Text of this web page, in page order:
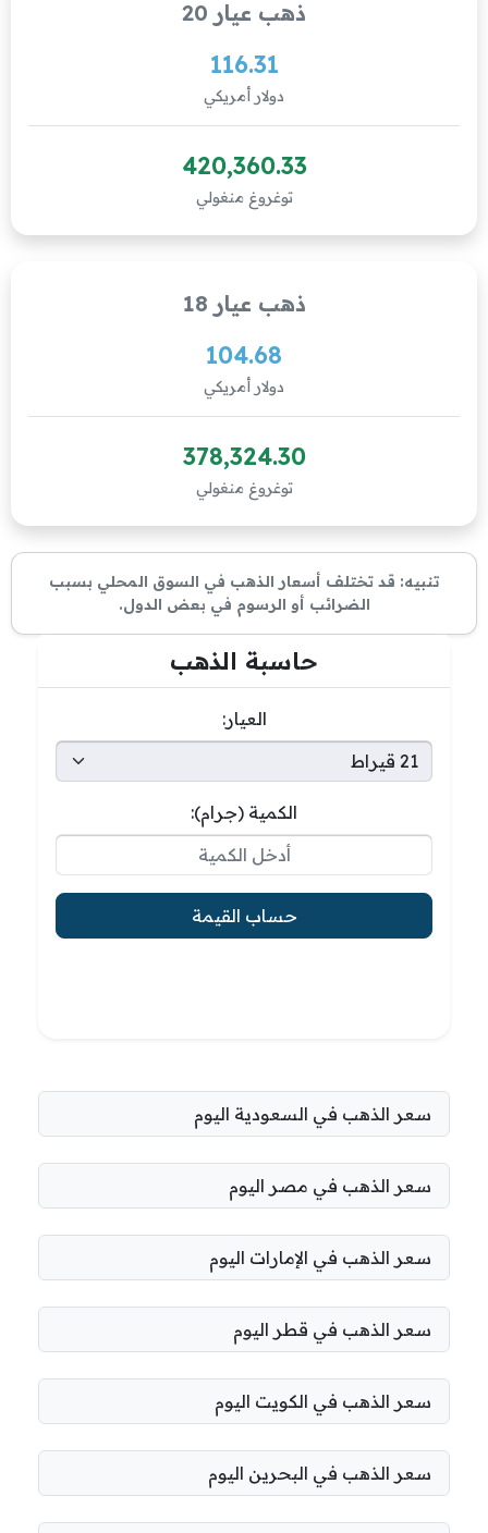
ذهب عيار 20
116.31
دولار أمريكي
420,360.33
توغروغ منغولي
ذهب عيار 18
104.68
دولار أمريكي
378,324.30
توغروغ منغولي
تنبيه: قد تختلف أسعار الذهب في السوق المحلي بسبب
الضرائب أو الرسوم في بعض الدول.
حاسبة الذهب
العيار:
الكمية (جرام):
حساب القيمة
سعر الذهب في السعودية اليوم
سعر الذهب في مصر اليوم
سعر الذهب في الإمارات اليوم
سعر الذهب في قطر اليوم
سعر الذهب في الكويت اليوم
سعر الذهب في البحرين اليوم